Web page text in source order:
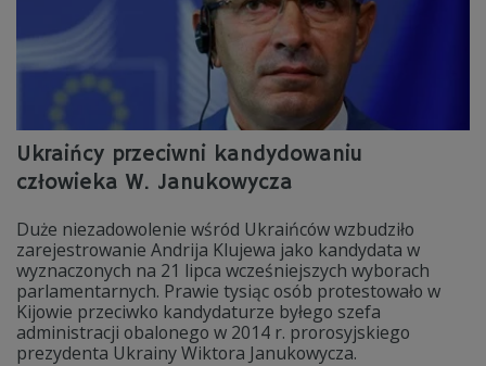
Ukraińcy przeciwni kandydowaniu
człowieka W. Janukowycza
Duże niezadowolenie wśród Ukraińców wzbudziło
zarejestrowanie Andrija Klujewa jako kandydata w
wyznaczonych na 21 lipca wcześniejszych wyborach
parlamentarnych. Prawie tysiąc osób protestowało w
Kijowie przeciwko kandydaturze byłego szefa
administracji obalonego w 2014 r. prorosyjskiego
prezydenta Ukrainy Wiktora Janukowycza.